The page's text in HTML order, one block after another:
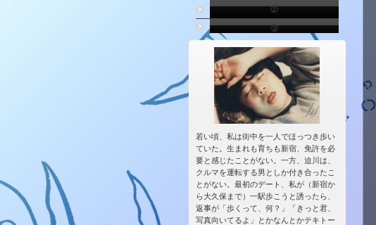
②
③
若い頃、私は街中を一人でほっつき歩い
ていた。生まれも育ちも新宿、免許を必
要と感じたことがない。一方、迫川は、
クルマを運転する男としか付き合ったこ
とがない。最初のデート、私が（新宿か
ら大久保まで）一駅歩こうと誘ったら、
返事が「歩くって、何？」「きっと君、
写真向いてるよ」とかなんとかテキトー